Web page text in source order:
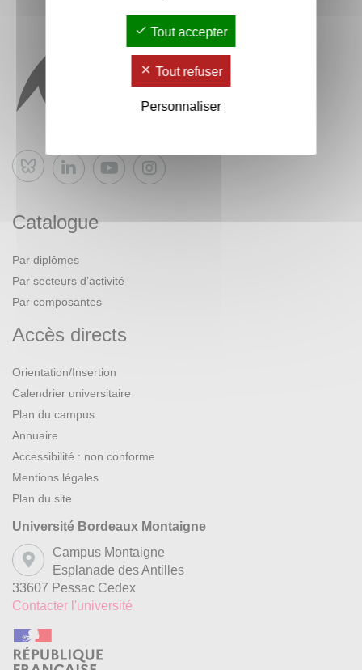
Bluesky
Catalogue
Par diplômes
Par secteurs d’activité
Par composantes
Accès directs
Orientation/Insertion
Calendrier universitaire
Plan du campus
Annuaire
Accessibilité : non conforme
Mentions légales
Plan du site
Université Bordeaux Montaigne
Campus Montaigne
Esplanade des Antilles
33607 Pessac Cedex
Contacter l'université
Tout accepter
Tout refuser
Personnaliser